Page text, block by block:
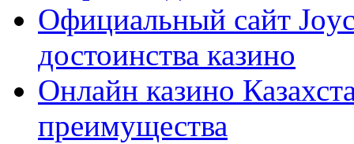
Официальный сайт
достоинства казино
Онлайн казино
преимущества